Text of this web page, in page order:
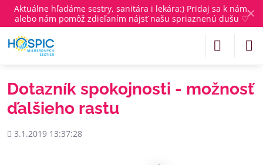
✕
Aktuálne hľadáme sestry, sanitára i lekára:) Pridaj sa k nám,
alebo nám pomôž zdieľaním nájsť našu spriaznenú dušu ♡
Dotazník spokojnosti - možnosť
ďalšieho rastu
Pridané
3.1.2019 13:37:28